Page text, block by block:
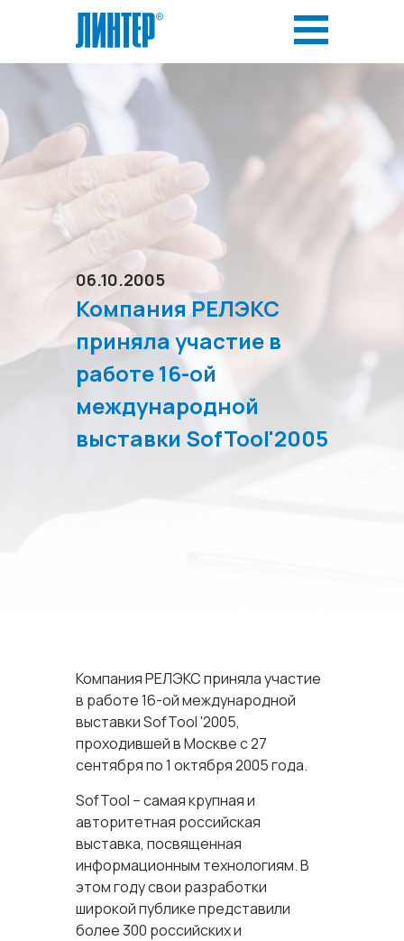
06.10.2005
Компания РЕЛЭКС
приняла участие в
работе 16-ой
международной
выставки SofTool'2005
Компания РЕЛЭКС приняла участие
в работе 16-ой международной
выставки SofTool '2005,
проходившей в Москве с 27
сентября по 1 октября 2005 года.
SofTool – самая крупная и
авторитетная российская
выставка, посвященная
информационным технологиям. В
этом году свои разработки
широкой публике представили
более 300 российских и